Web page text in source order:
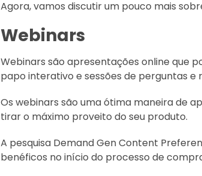
Agora, vamos discutir um pouco mais
Webinars
Webinars são apresentações online que
papo interativo e sessões de perguntas e
Os webinars são uma ótima maneira de
tirar o máximo proveito do seu produto.
A pesquisa Demand Gen Content
benéficos no início do processo de